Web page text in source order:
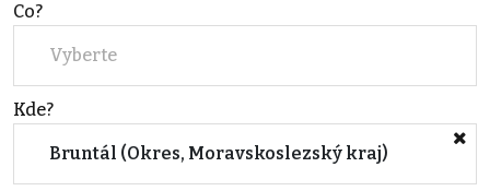
Co?
Vyberte
Kde?
Bruntál (Okres, Moravskoslezský kraj)